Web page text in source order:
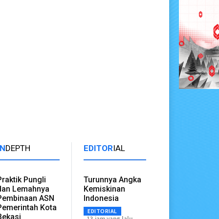
DEPTH
Pungli
Lemahnya
ASN
Kota
EDITORIAL
Turunnya Angka
Kemiskinan
Indonesia
EDITORIAL